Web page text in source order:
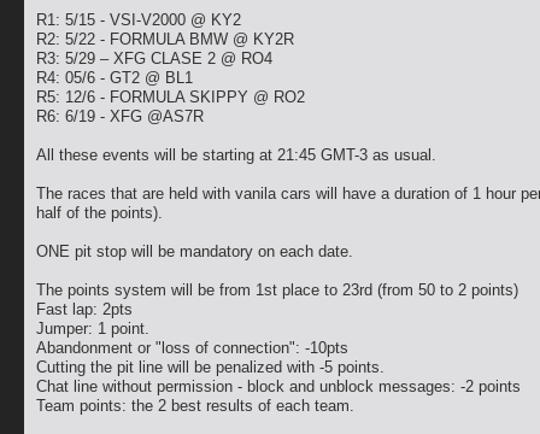
R1: 5/15 - VSI-V2000 @ KY2
R2: 5/22 - FORMULA BMW @ KY2R
R3: 5/29 – XFG CLASE 2 @ RO4
R4: 05/6 - GT2 @ BL1
R5: 12/6 - FORMULA SKIPPY @ RO2
R6: 6/19 - XFG @AS7R
All these events will be starting at 21:45 GMT-3 as usual.
The races that are held with vanila cars will have a duration of 1 hour
half of the points).
ONE pit stop will be mandatory on each date.
The points system will be from 1st place to 23rd (from 50 to 2 points)
Fast lap: 2pts
Jumper: 1 point.
Abandonment or "loss of connection": -10pts
Cutting the pit line will be penalized with -5 points.
Chat line without permission - block and unblock messages: -2 points
Team points: the 2 best results of each team.